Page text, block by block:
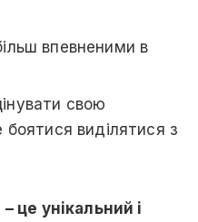
впевненими в
свою
боятися виділятися з
це унікальний і